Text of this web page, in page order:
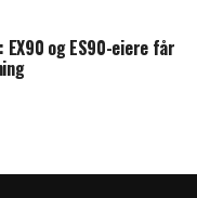
og ES90-eiere får